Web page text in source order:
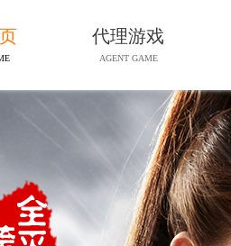
代理游戏
AGENT GAME